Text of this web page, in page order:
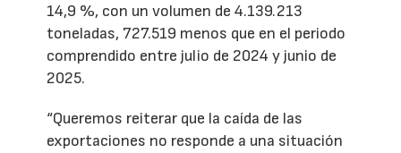
14,9 %, con un volumen de 4.139.213
toneladas, 727.519 menos que en el periodo
comprendido entre julio de 2024 y junio de
2025.
“Queremos reiterar que la caída de las
exportaciones no responde a una situación